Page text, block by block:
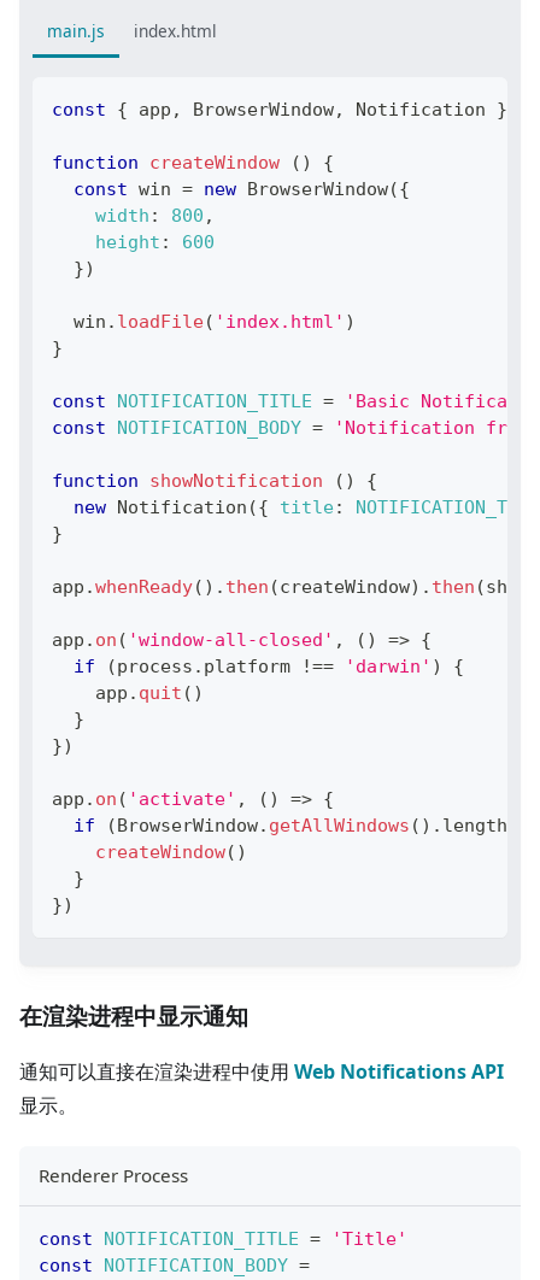
main.js
index.html
const { app , BrowserWindow, Notification }
function createWindow ( )
{
const win = new BrowserWindow({
width : 800 ,
height :
600
})
  win
. loadFile( 'index.html' )
}
const NOTIFICATION_TITLE =
'Basic
const
NOTIFICATION_BODY = 'Notification from
function showNotification ( )
{
new Notification ({ title:
}
app .whenReady( ) . then (createWindow) . then (
app . on ( 'window-all-closed' , ( ) => {
if
(process . platform !== 'darwin' )
{
    app
. quit ( )
}
})
app . on ( 'activate' , ( ) => {
if
(BrowserWindow. getAllWindows ( ) . length
createWindow( )
}
})
在渲染进程中显示通知
通知可以直接在渲染进程中使用 Web Notifications API
显示。
Renderer Process
const NOTIFICATION_TITLE =
'Title'
const
NOTIFICATION_BODY =